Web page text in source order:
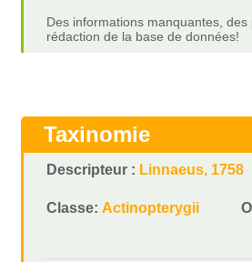
Des informations manquantes,
rédaction de la base de données!
Taxinomie
Descripteur : Linnaeus, 1758
Classe:Actinopterygii